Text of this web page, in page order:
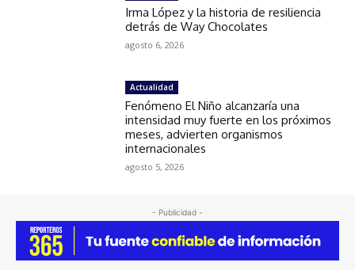
Irma López y la historia de resiliencia
detrás de Way Chocolates
agosto 6, 2026
Actualidad
Fenómeno El Niño alcanzaría una
intensidad muy fuerte en los próximos
meses, advierten organismos
internacionales
agosto 5, 2026
- Publicidad -